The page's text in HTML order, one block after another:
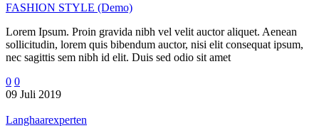
FASHION STYLE (Demo)
Lorem Ipsum. Proin gravida nibh vel velit auctor aliquet. Aenean
sollicitudin, lorem quis bibendum auctor, nisi elit consequat ipsum,
nec sagittis sem nibh id elit. Duis sed odio sit amet
0 0
09 Juli 2019
Langhaarexperten